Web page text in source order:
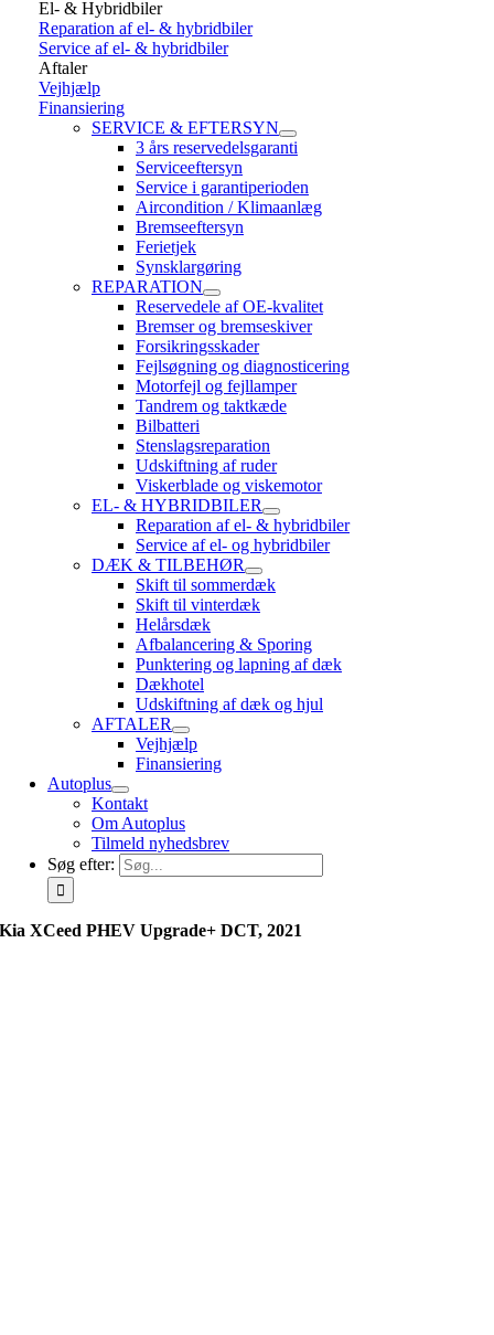
El- & Hybridbiler
Reparation af el- & hybridbiler
Service af el- & hybridbiler
Aftaler
Vejhjælp
Finansiering
SERVICE & EFTERSYN
3 års reservedelsgaranti
Serviceeftersyn
Service i garantiperioden
Aircondition / Klimaanlæg
Bremseeftersyn
Ferietjek
Synsklargøring
REPARATION
Reservedele af OE-kvalitet
Bremser og bremseskiver
Forsikringsskader
Fejlsøgning og diagnosticering
Motorfejl og fejllamper
Tandrem og taktkæde
Bilbatteri
Stenslagsreparation
Udskiftning af ruder
Viskerblade og viskemotor
EL- & HYBRIDBILER
Reparation af el- & hybridbiler
Service af el- og hybridbiler
DÆK & TILBEHØR
Skift til sommerdæk
Skift til vinterdæk
Helårsdæk
Afbalancering & Sporing
Punktering og lapning af dæk
Dækhotel
Udskiftning af dæk og hjul
AFTALER
Vejhjælp
Finansiering
Autoplus
Kontakt
Om Autoplus
Tilmeld nyhedsbrev
Søg efter:
Kia XCeed PHEV Upgrade+ DCT, 2021